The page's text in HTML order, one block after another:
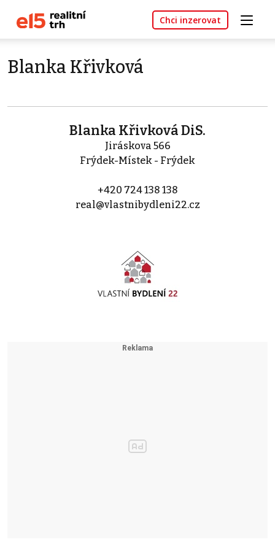
Chci inzerovat
Blanka Křivková
Blanka Křivková DiS.
Jiráskova 566
Frýdek-Místek - Frýdek
+420 724 138 138
real@vlastnibydleni22.cz